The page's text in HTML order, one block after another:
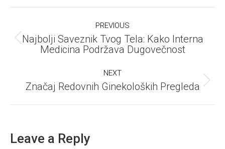
navigation
PREVIOUS
Previous
Najbolji Saveznik Tvog Tela: Kako Interna
Medicina Podržava Dugovečnost
NEXT
Next
Značaj Redovnih Ginekoloških Pregleda
Leave a Reply